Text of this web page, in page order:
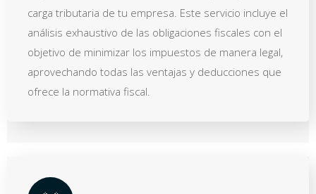
carga tributaria de tu empresa. Este servicio incluye el
análisis exhaustivo de las obligaciones fiscales con el
objetivo de minimizar los impuestos de manera legal,
aprovechando todas las ventajas y deducciones que
ofrece la normativa fiscal.